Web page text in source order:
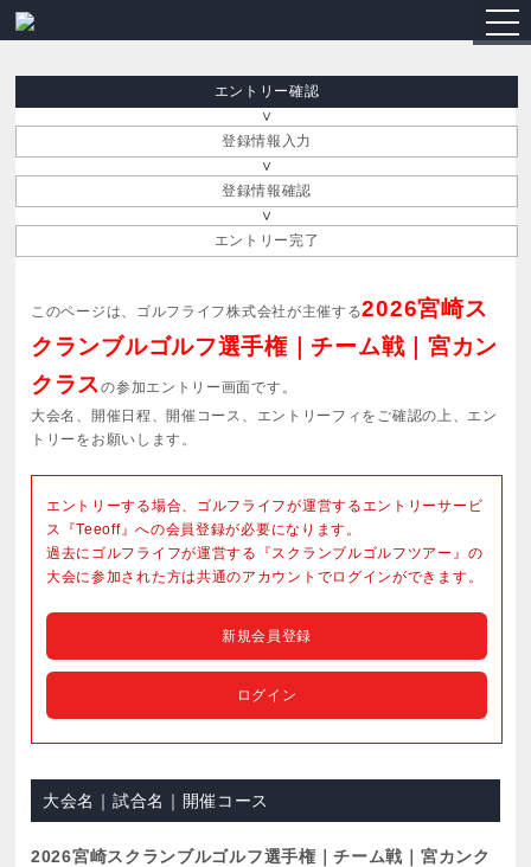
エントリー確認
登録情報入力
登録情報確認
エントリー完了
このページは、ゴルフライフ株式会社が主催する2026宮崎ス
クランブルゴルフ選手権｜チーム戦｜宮カン
クラスの参加エントリー画面です。
大会名、開催日程、開催コース、エントリーフィをご確認の上、エン
トリーをお願いします。
エントリーする場合、ゴルフライフが運営するエントリーサービ
ス『Teeoff』への会員登録が必要になります。
過去にゴルフライフが運営する『スクランブルゴルフツアー』の
大会に参加された方は共通のアカウントでログインができます。
新規会員登録
ログイン
大会名｜試合名｜開催コース
2026宮崎スクランブルゴルフ選手権｜チーム戦｜宮カンク